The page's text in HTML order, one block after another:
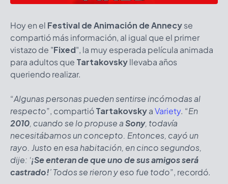
Hoy en el Festival de Animación de Annecyse
compartió más información, al igual que el primer
vistazo de "Fixed", la muy esperada película animada
para adultos que Tartakovskyllevaba años
queriendo realizar.
“Algunas personas pueden sentirse incómodas al
respecto”, compartióTartakovskyaVariety. “En
2010, cuando se lo propuse aSony, todavía
necesitábamos un concepto. Entonces, cayó un
rayo. Justo en esa habitación, en cinco segundos,
dije: ‘¡Se enteran de que uno de sus amigos será
castrado!’ Todos se rieron y eso fue todo”, recordó.